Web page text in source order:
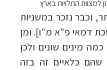
וכבר נזכר במשניות
דמאי פ"א מ"ו]. ומן
מינים שונים ולכן
כלאיים זה בזה